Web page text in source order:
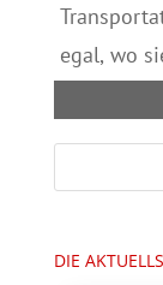
egal, wo
DIE